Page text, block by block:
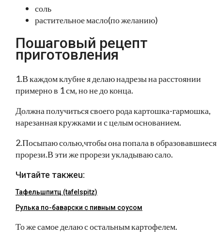
соль
растительное масло(по желанию)
Пошаговый рецепт
приготовления
1.В каждом клубне я делаю надрезы на расстоянии
примерно в 1 см, но не до конца.
Должна получиться своего рода картошка-гармошка,
нарезанная кружками и с целым основанием.
2.Посыпаю солью,чтобы она попала в образовавшиеся
прорези.В эти же прорези укладываю сало.
Читайте такжеu:
Тафельшпитц (tafelspitz)
Рулька по-баварски с пивным соусом
То же самое делаю с остальным картофелем.